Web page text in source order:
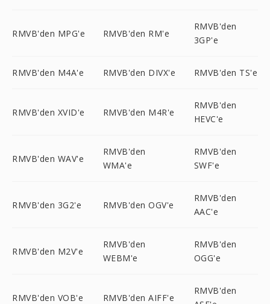
RMVB'den MPG'e RMVB'den RM'e
RMVB'den
3GP'e
RMVB'den M4A'e RMVB'den DIVX'e RMVB'den TS'e
RMVB'den XVID'e RMVB'den M4R'e
RMVB'den
HEVC'e
RMVB'den WAV'e
RMVB'den
WMA'e
RMVB'den
SWF'e
RMVB'den 3G2'e RMVB'den OGV'e
RMVB'den
AAC'e
RMVB'den M2V'e
RMVB'den
WEBM'e
RMVB'den
OGG'e
RMVB'den VOB'e RMVB'den AIFF'e
RMVB'den